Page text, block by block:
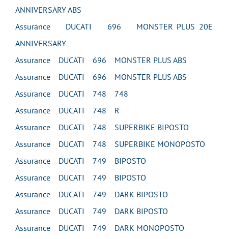
ANNIVERSARY ABS
Assurance DUCATI 696 MONSTER PLUS 20E
ANNIVERSARY
Assurance DUCATI 696 MONSTER PLUS ABS
Assurance DUCATI 696 MONSTER PLUS ABS
Assurance DUCATI 748 748
Assurance DUCATI 748 R
Assurance DUCATI 748 SUPERBIKE BIPOSTO
Assurance DUCATI 748 SUPERBIKE MONOPOSTO
Assurance DUCATI 749 BIPOSTO
Assurance DUCATI 749 BIPOSTO
Assurance DUCATI 749 DARK BIPOSTO
Assurance DUCATI 749 DARK BIPOSTO
Assurance DUCATI 749 DARK MONOPOSTO